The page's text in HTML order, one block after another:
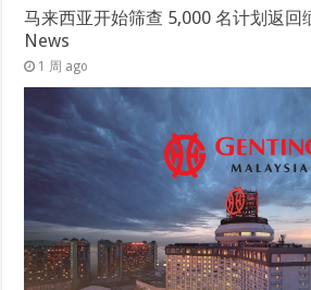
马来西亚开始筛查 5,000 名计划返回
News
1 周 ago